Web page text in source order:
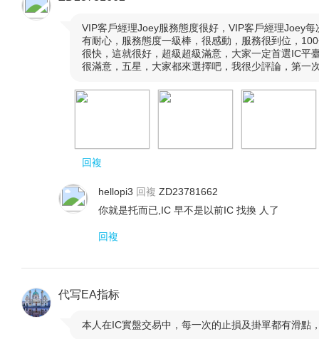
VIP客戶經理Joey服務態度很好，VIP客戶經理Joey
有耐心，服務態度一級棒，很感動，服務很到位，
很快，這就很好，超級超級滿意，大家一定首選IC平
很滿意，五星，大家都來選擇吧，我很少評論，第一
回複
hellopi3 回複 ZD23781662
你就是托而已,IC 早不是以前IC 找換 人了
回複
代写EA指标
本人在IC實盤交易中，每一次的止損及掛單都有滑點